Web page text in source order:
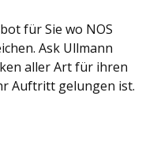
für Sie wo NOS
Ask Ullmann
aller Art für ihren
Auftritt gelungen ist.